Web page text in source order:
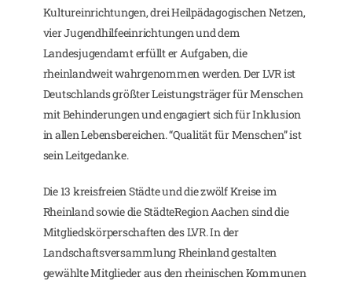
Kultureinrichtungen, drei Heilpädagogischen Netzen,
vier Jugendhilfeeinrichtungen und dem
Landesjugendamt erfüllt er Aufgaben, die
rheinlandweit wahrgenommen werden. Der LVR ist
Deutschlands größter Leistungsträger für Menschen
mit Behinderungen und engagiert sich für Inklusion
in allen Lebensbereichen. “Qualität für Menschen” ist
sein Leitgedanke.
Die 13 kreisfreien Städte und die zwölf Kreise im
Rheinland sowie die StädteRegion Aachen sind die
Mitgliedskörperschaften des LVR. In der
Landschaftsversammlung Rheinland gestalten
gewählte Mitglieder aus den rheinischen Kommunen